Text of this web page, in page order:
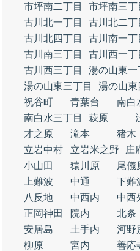
市坪南二丁目
市坪南三丁
古川北一丁目
古川北二丁
古川北四丁目
古川南一丁
古川南三丁目
古川西一丁
古川西三丁目
湯の山東一
湯の山東三丁目
湯の山東
祝谷町
青葉台 南白
南白水三丁目
萩原
才之原
滝本 猪木
立岩中村
立岩米之野 庄
小山田
猿川原 尾儀
上難波
中通 下難
八反地
中西内 中西
正岡神田
院内 北条
安居島
土手内 河野
柳原
宮内 善応